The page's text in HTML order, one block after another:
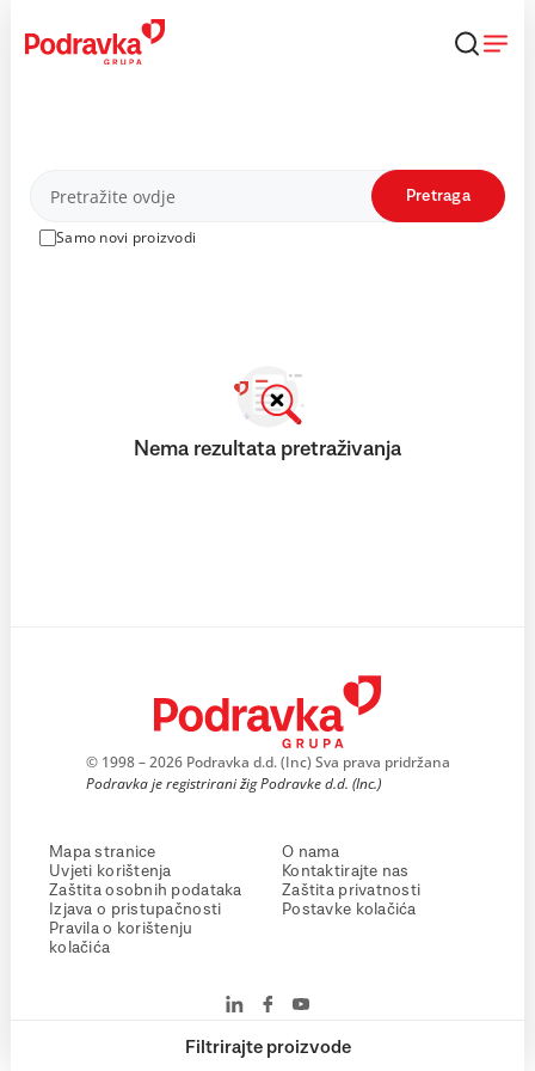
content
Proizvodi
Samo novi proizvodi
Pretraga
Filtrirajte proizvode
Nema rezultata pretraživanja
© 1998 – 2026 Podravka d.d. (Inc) Sva prava pridržana
Podravka je registrirani žig Podravke d.d. (Inc.)
Mapa stranice
Uvjeti korištenja
Zaštita osobnih podataka
Izjava o pristupačnosti
Pravila o korištenju
kolačića
O nama
Kontaktirajte nas
Zaštita privatnosti
Postavke kolačića